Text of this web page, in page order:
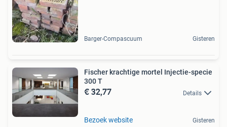
Barger-Compascuum Gisteren
Fischer krachtige mortel Injectie-specie
300 T
€ 32,77 Details
Bezoek website Gisteren